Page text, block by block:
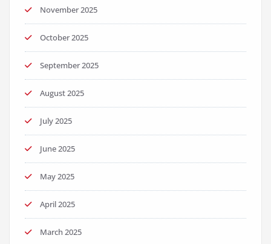
November 2025
October 2025
September 2025
August 2025
July 2025
June 2025
May 2025
April 2025
March 2025